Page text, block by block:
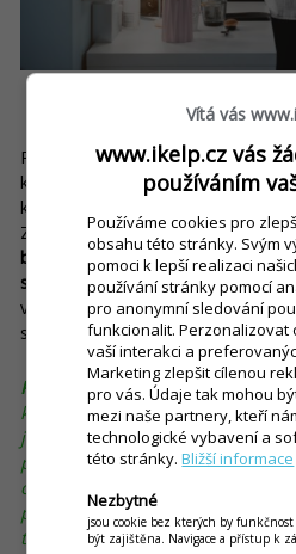
3. Přilákání
Podívejme se na to z opačného
když budete nabízet kvalitní
každém rohu? Můžete k vám
Zákazníci vás navštíví právě kvůli
budou s vašimi produkty
služby
. Prodejem produktů navíc
vašeho podniku, pokud je váš
sezónními výkyvy.
Příklad:
Představte si, že fitness
kvalitní proteinový prášek za
jinde ho nekoupíte výhodněji.
přímo ve fitku. Zákazníci si tak
osobně. Po několika návštěvách
prostory fitness centra vypadají
toho začnou v daném fitku také
Vítá vás
www.ikelp.cz vás
používáním
Používáme cookies pro
obsahu této stránky. Svým
pomoci k lepší realizaci
používání stránky pomocí
pro anonymní sledování
funkcionalit. Perzonalizovat
vaší interakci a
Marketing zlepšit cílenou
pro vás. Údaje tak mohou
mezi naše partnery, kteří
technologické vybavení a
této stránky.Bližší informace
Nezbytné
jsou cookie bez kterých by
být zajištěna. Navigace a přístup k